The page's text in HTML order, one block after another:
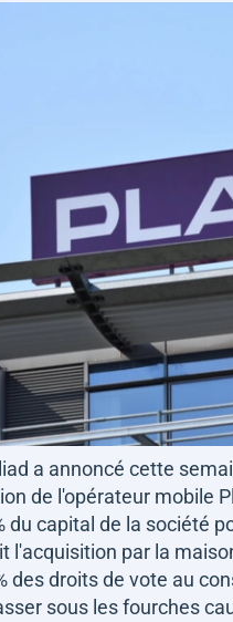
a annoncé cette
de l'opérateur mobile
du capital de la société
l'acquisition par la
des droits de vote au
sous les fourches